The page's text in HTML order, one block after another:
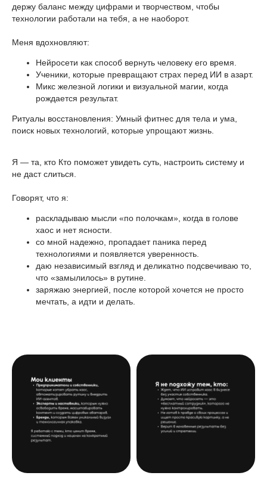
держу баланс между цифрами и творчеством, чтобы
технологии работали на тебя, а не наоборот.
Меня вдохновляют:
Нейросети как способ вернуть человеку его время.
Ученики, которые превращают страх перед ИИ в азарт.
Микс железной логики и визуальной магии, когда
рождается результат.
Ритуалы восстановления: Умный фитнес для тела и ума,
поиск новых технологий, которые упрощают жизнь.
Я — та, кто Кто поможет увидеть суть, настроить систему и
не даст слиться.
Говорят, что я:
раскладываю мысли «по полочкам», когда в голове
хаос и нет ясности.
со мной надежно, пропадает паника перед
технологиями и появляется уверенность.
даю независимый взгляд и деликатно подсвечиваю то,
что «замылилось» в рутине.
заряжаю энергией, после которой хочется не просто
мечтать, а идти и делать.